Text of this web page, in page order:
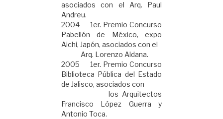
asociados con el Arq. Paul
Andreu.
2004 1er. Premio Concurso
Pabellón de México, expo
Aichi, Japón, asociados con el
Arq. Lorenzo Aldana.
2005 1er. Premio Concurso
Biblioteca Pública del Estado
de Jalisco, asociados con
los Arquitectos
Francisco López Guerra y
Antonio Toca.